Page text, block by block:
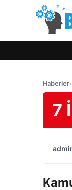
Haberler›
7